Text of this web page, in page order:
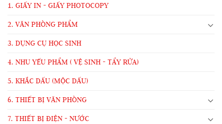
1. GIẤY IN - GIẤY PHOTOCOPY
2. VĂN PHÒNG PHẨM
3. DỤNG CỤ HỌC SINH
4. NHU YẾU PHẨM ( VỆ SINH - TẨY RỬA)
5. KHẮC DẤU (MỘC DẤU)
6. THIẾT BỊ VĂN PHÒNG
7. THIẾT BỊ ĐIỆN - NƯỚC